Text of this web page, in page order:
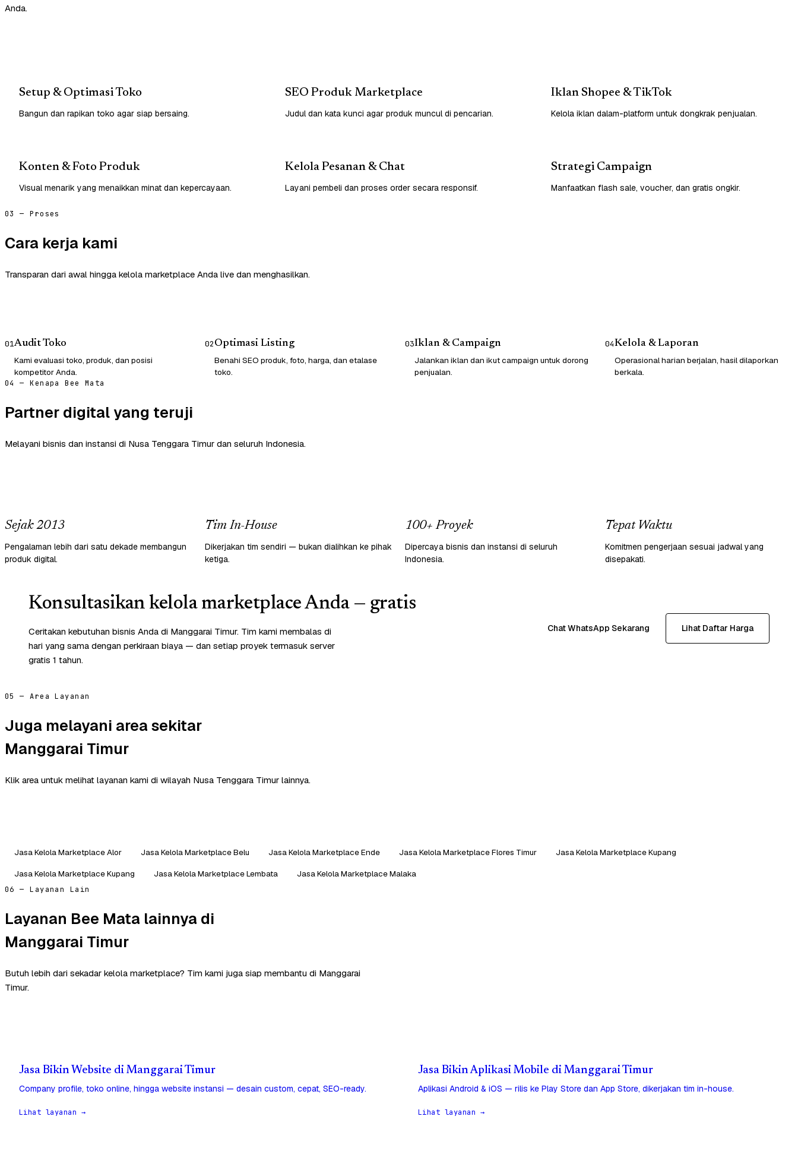
Anda.
Setup & Optimasi Toko
Bangun dan rapikan toko agar siap bersaing.
SEO Produk Marketplace
Judul dan kata kunci agar produk muncul di pencarian.
Iklan Shopee & TikTok
Kelola iklan dalam-platform untuk dongkrak penjualan.
Konten & Foto Produk
Visual menarik yang menaikkan minat dan kepercayaan.
Kelola Pesanan & Chat
Layani pembeli dan proses order secara responsif.
Strategi Campaign
Manfaatkan flash sale, voucher, dan gratis ongkir.
03 — Proses
Cara kerja kami
Transparan dari awal hingga kelola marketplace Anda live dan menghasilkan.
01Audit Toko
Kami evaluasi toko, produk, dan posisi
kompetitor Anda.
02Optimasi Listing
Benahi SEO produk, foto, harga, dan etalase
toko.
03Iklan & Campaign
Jalankan iklan dan ikut campaign untuk dorong
penjualan.
04Kelola & Laporan
Operasional harian berjalan, hasil dilaporkan
berkala.
04 — Kenapa Bee Mata
Partner digital yang teruji
Melayani bisnis dan instansi di Nusa Tenggara Timur dan seluruh Indonesia.
Sejak 2013
Pengalaman lebih dari satu dekade membangun
produk digital.
Tim In-House
Dikerjakan tim sendiri — bukan dialihkan ke pihak
ketiga.
100+ Proyek
Dipercaya bisnis dan instansi di seluruh
Indonesia.
Tepat Waktu
Komitmen pengerjaan sesuai jadwal yang
disepakati.
Konsultasikan kelola marketplace Anda — gratis
Ceritakan kebutuhan bisnis Anda di Manggarai Timur. Tim kami membalas di
hari yang sama dengan perkiraan biaya — dan setiap proyek termasuk server
gratis 1 tahun.
Chat WhatsApp Sekarang Lihat Daftar Harga
05 — Area Layanan
Juga melayani area sekitar
Manggarai Timur
Klik area untuk melihat layanan kami di wilayah Nusa Tenggara Timur lainnya.
Jasa Kelola Marketplace Alor Jasa Kelola Marketplace Belu Jasa Kelola Marketplace Ende Jasa Kelola Marketplace Flores Timur
Jasa Kelola Marketplace Kupang
Jasa Kelola Marketplace Kupang
Jasa Kelola Marketplace Lembata Jasa Kelola Marketplace Malaka
06 — Layanan Lain
Layanan Bee Mata lainnya di
Manggarai Timur
Butuh lebih dari sekadar kelola marketplace? Tim kami juga siap membantu di Manggarai
Timur.
Jasa Bikin Website di Manggarai Timur
Company profile, toko online, hingga website instansi — desain custom, cepat, SEO-ready.
Lihat layanan →
Jasa Bikin Aplikasi Mobile di Manggarai Timur
Aplikasi Android & iOS — rilis ke Play Store dan App Store, dikerjakan tim in-house.
Lihat layanan →